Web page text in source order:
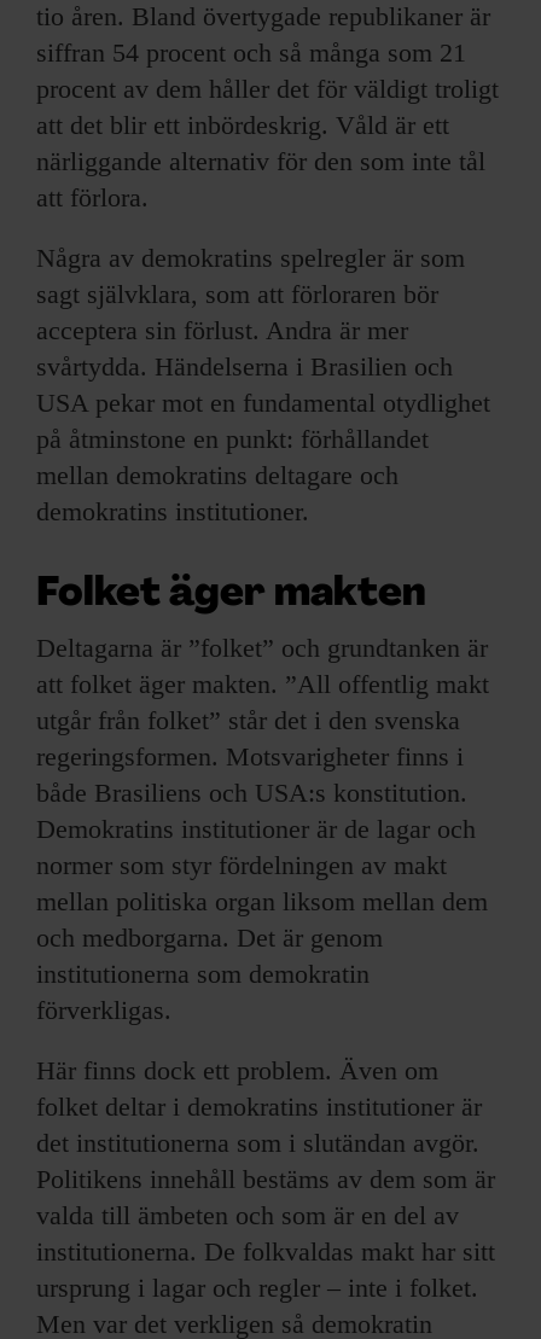
tio åren. Bland övertygade republikaner är
siffran 54 procent och så många som 21
procent av dem håller det för väldigt troligt
att det blir ett inbördeskrig. Våld är ett
närliggande alternativ för den som inte tål
att förlora.
Några av demokratins spelregler är som
sagt självklara, som att förloraren bör
acceptera sin förlust. Andra är mer
svårtydda. Händelserna i Brasilien och
USA pekar mot en fundamental otydlighet
på åtminstone en punkt: förhållandet
mellan demokratins deltagare och
demokratins institutioner.
Folket äger makten
Deltagarna är ”folket” och grundtanken är
att folket äger makten. ”All offentlig makt
utgår från folket” står det i den svenska
regeringsformen. Motsvarigheter finns i
både Brasiliens och USA:s konstitution.
Demokratins institutioner är de lagar och
normer som styr fördelningen av makt
mellan politiska organ liksom mellan dem
och medborgarna. Det är genom
institutionerna som demokratin
förverkligas.
Här finns dock ett problem. Även om
folket deltar i demokratins institutioner är
det institutionerna som i slutändan avgör.
Politikens innehåll bestäms av dem som är
valda till ämbeten och som är en del av
institutionerna. De folkvaldas makt har sitt
ursprung i lagar och regler – inte i folket.
Men var det verkligen så demokratin